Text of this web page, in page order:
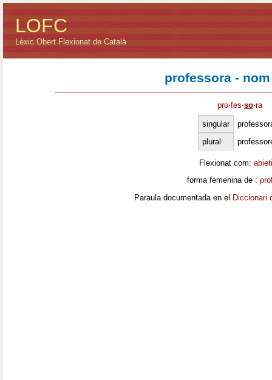
LOFC
Lèxic Obert Flexionat de Català
professora -
pro·fes·so·ra
singular
plural
Flexionat com:
forma femenina de :
Paraula documentada en el Diccionari